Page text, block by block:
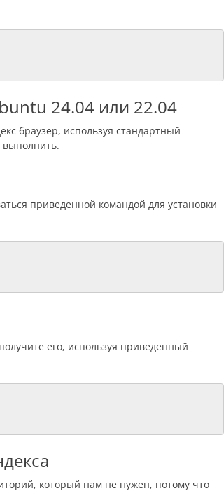
24.04 или 22.04
браузер, используя стандартный
выполнить.
приведенной командой для установки
его, используя приведенный
который нам не нужен, потому что